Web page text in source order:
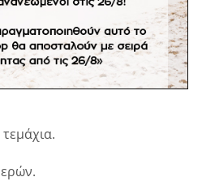
λευκό)